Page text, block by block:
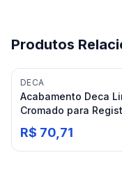
Produtos
DECA
Acabamento Deca
Cromado para
R$ 70,71